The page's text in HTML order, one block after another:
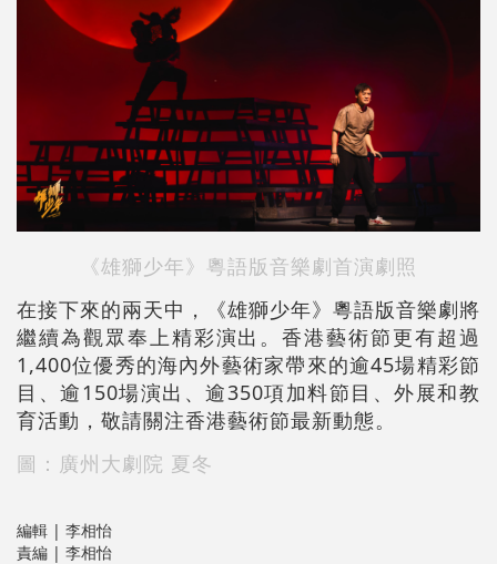
《雄獅少年》粵語版音樂劇首演劇照
在接下來的兩天中，《雄獅少年》粵語版音樂劇將
繼續為觀眾奉上精彩演出。香港藝術節更有超過
1,400位優秀的海內外藝術家帶來的逾45場精彩節
目、逾150場演出、逾350項加料節目、外展和教
育活動，敬請關注香港藝術節最新動態。
圖：廣州大劇院 夏冬
編輯 | 李相怡
責編 | 李相怡